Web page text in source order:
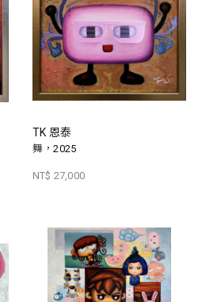
TK 恩泰
舞，2025
NT$ 27,000